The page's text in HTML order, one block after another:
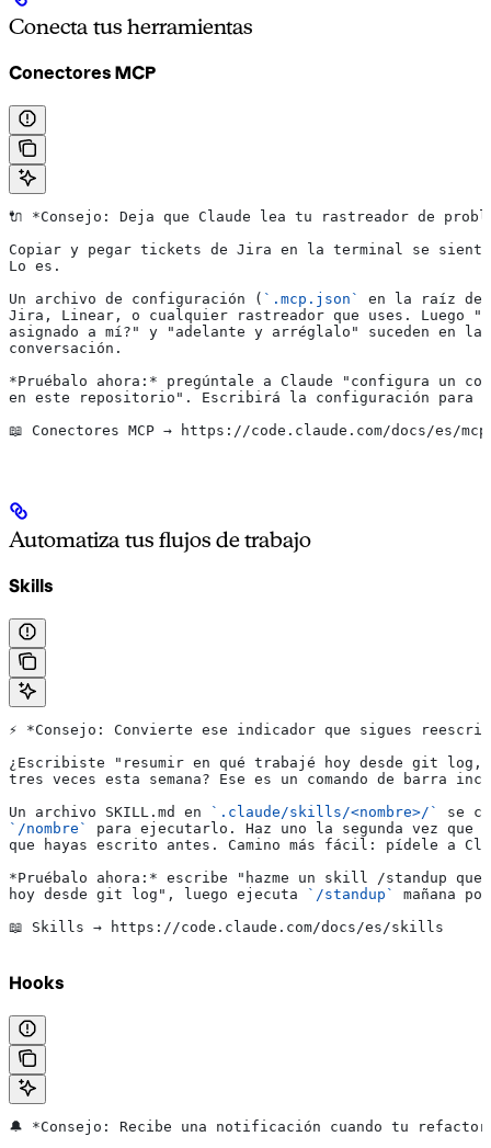
Conecta tus herramientas
Conectores MCP
🔌 *Consejo: Deja que Claude lea tu rastreador de
Copiar y pegar tickets de Jira en la terminal se siente
Lo es.
Un archivo de configuración ( `.mcp.json`
en la raíz de
Jira, Linear, o cualquier rastreador que uses. Luego
asignado a mí?" y "adelante y arréglalo" suceden en la
conversación.
*Pruébalo ahora:* pregúntale a Claude "configura un
en este repositorio". Escribirá la configuración para
📖 Conectores MCP → https://code.claude.com/docs/es/mcp
Automatiza tus flujos de trabajo
Skills
⚡ *Consejo: Convierte ese indicador que sigues
¿Escribiste "resumir en qué trabajé hoy desde git log,
tres veces esta semana? Ese es un comando de barra
Un archivo SKILL.md en
`.claude/skills/<nombre>/`
se
`/nombre`
para ejecutarlo. Haz uno la segunda vez que
que hayas escrito antes. Camino más fácil: pídele a
*Pruébalo ahora:* escribe "hazme un skill /standup que
hoy desde git log", luego ejecuta
`/standup`
mañana
📖 Skills → https://code.claude.com/docs/es/skills
Hooks
🔔 *Consejo: Recibe una notificación cuando tu